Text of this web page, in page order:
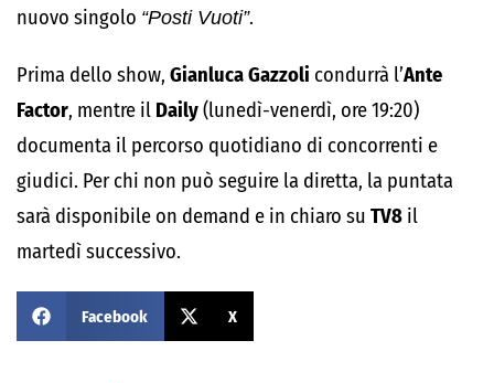
nuovo singolo “Posti Vuoti”.
Prima dello show, Gianluca Gazzoli condurrà l’Ante
Factor, mentre il Daily(lunedì-venerdì, ore 19:20)
documenta il percorso quotidiano di concorrenti e
giudici. Per chi non può seguire la diretta, la puntata
sarà disponibile on demand e in chiaro su TV8 il
martedì successivo.
Facebook X